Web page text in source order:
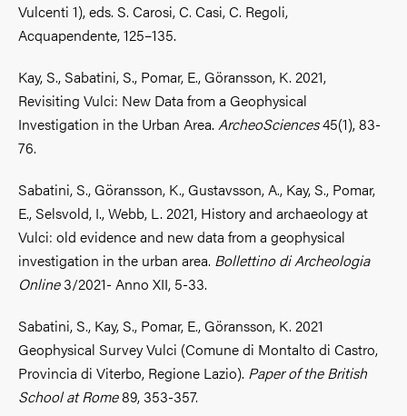
Vulcenti 1), eds. S. Carosi, C. Casi, C. Regoli,
Acquapendente, 125–135.
Kay, S., Sabatini, S., Pomar, E., Göransson, K. 2021,
Revisiting Vulci: New Data from a Geophysical
Investigation in the Urban Area. ArcheoSciences45(1), 83-
76.
Sabatini, S., Göransson, K., Gustavsson, A., Kay, S., Pomar,
E., Selsvold, I., Webb, L. 2021, History and archaeology at
Vulci: old evidence and new data from a geophysical
investigation in the urban area. Bollettino di Archeologia
Online3/2021- Anno XII, 5-33.
Sabatini, S., Kay, S., Pomar, E., Göransson, K. 2021
Geophysical Survey Vulci (Comune di Montalto di Castro,
Provincia di Viterbo, Regione Lazio). Paper of the British
School at Rome89, 353-357.